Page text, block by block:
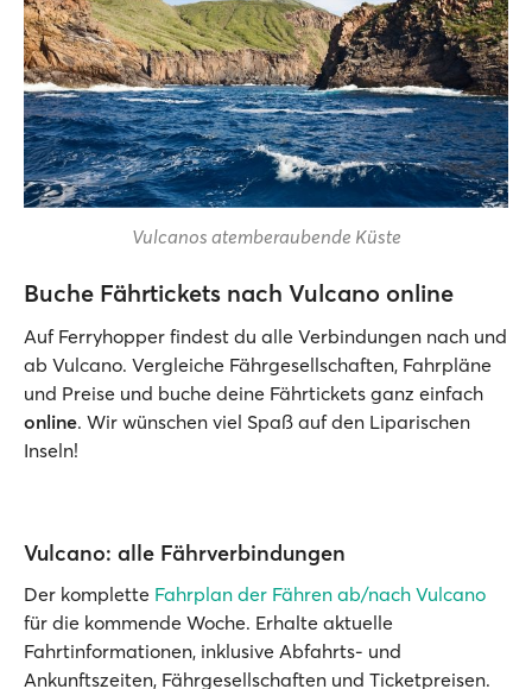
Vulcanos atemberaubende Küste
Buche Fährtickets nach Vulcano online
Auf Ferryhopper findest du alle Verbindungen nach und
ab Vulcano. Vergleiche Fährgesellschaften, Fahrpläne
und Preise und buche deine Fährtickets ganz einfach
online. Wir wünschen viel Spaß auf den Liparischen
Inseln!
Vulcano: alle Fährverbindungen
Der komplette Fahrplan der Fähren ab/nach Vulcano
für die kommende Woche. Erhalte aktuelle
Fahrtinformationen, inklusive Abfahrts- und
Ankunftszeiten, Fährgesellschaften und Ticketpreisen.